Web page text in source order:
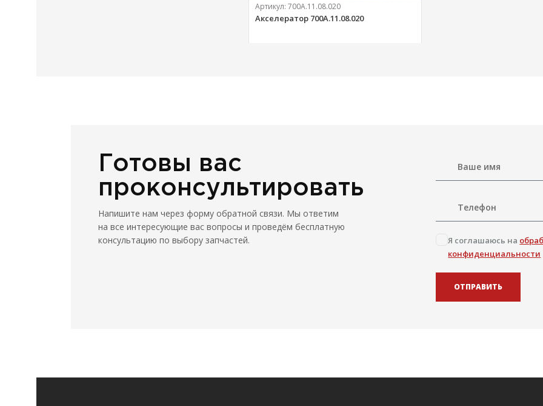
Артикул:700А.11.08.020
Акселератор 700А.11.08.020
Готовы вас
проконсультировать
Напишите нам через форму обратной связи. Мы ответим
на все интересующие вас вопросы и проведём бесплатную
консультацию по выбору запчастей.
Я соглашаюсь на
конфиденциальности
ОТПРАВИТЬ